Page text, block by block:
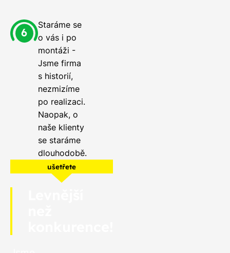
Staráme se
o vás i po
montáži -
Jsme firma
s historií,
nezmizíme
po realizaci.
Naopak, o
naše klienty
se staráme
dlouhodobě.
ušetřete